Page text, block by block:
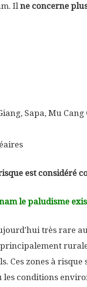
Il ne concerne
Sapa, Mu Cang
est considéré
le paludisme
très rare
Ces zones à risque
les conditions